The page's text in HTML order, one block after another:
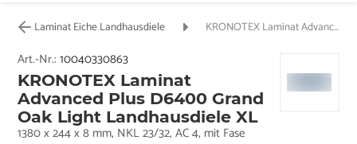
Laminat Eiche Landhausdiele KRONOTEX Laminat Advanced Plus D6400 Grand Oak Light Landhausdiele XL
Art.-Nr.:10040330863
KRONOTEX Laminat
Advanced Plus D6400 Grand
Oak Light Landhausdiele XL
1380 x 244 x 8 mm, NKL 23/32, AC 4, mit Fase